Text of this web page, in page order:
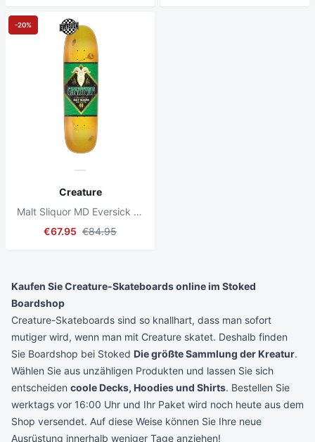
Creature
Malt Sliquor MD Eversick 8.625" Skateboard Deck
€67.95 €84.95
-20%
Kaufen Sie Creature-Skateboards online im Stoked
Boardshop
Creature-Skateboards sind so knallhart, dass man sofort
mutiger wird, wenn man mit Creature skatet. Deshalb finden
Sie Boardshop bei Stoked Die größte Sammlung der Kreatur.
Wählen Sie aus unzähligen Produkten und lassen Sie sich
entscheiden coole Decks, Hoodies und Shirts. Bestellen Sie
werktags vor 16:00 Uhr und Ihr Paket wird noch heute aus dem
Shop versendet. Auf diese Weise können Sie Ihre neue
Ausrüstung innerhalb weniger Tage anziehen!